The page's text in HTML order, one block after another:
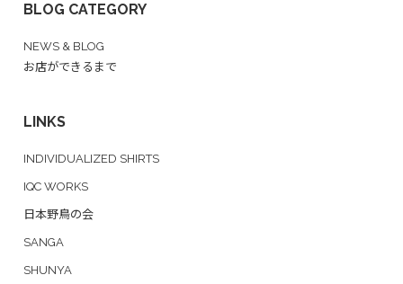
BLOG CATEGORY
NEWS & BLOG
お店ができるまで
LINKS
INDIVIDUALIZED SHIRTS
IQC WORKS
日本野鳥の会
SANGA
SHUNYA